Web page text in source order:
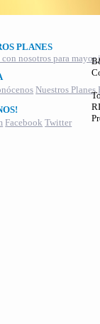
PLANES
nosotros para
Nuestros Planes
Facebook Twitter